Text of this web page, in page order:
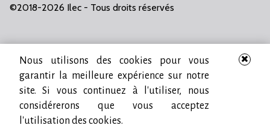
©2018-2026 Ilec - Tous droits réservés
Nous utilisons des cookies pour vous
garantir la meilleure expérience sur notre
site. Si vous continuez à l'utiliser, nous
considérerons que vous acceptez
l'utilisation des cookies.